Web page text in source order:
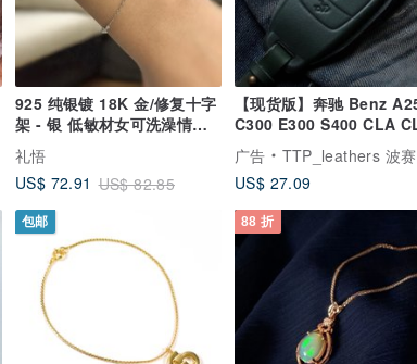
925 纯银镀 18K 金/修复十字
架 - 银 低敏材女可洗澡情人
节礼物手链 B47
礼悟
US$ 72.91 US$ 82.85
【现货版】奔驰 Benz
C300 E300 S400 CLA
汽车钥匙皮套
广告
TTP_leathers 波赛顿手工皮件
US$ 27.09
包邮 88 折